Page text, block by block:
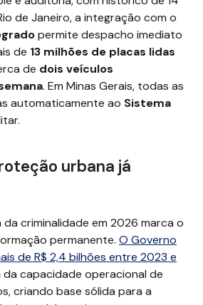
de Janeiro, a integração com o
permite despacho imediato
de 13 milhões de placas lidas
de dois veículos
. Em Minas Gerais, todas as
automaticamente ao Sistema
urbana já
criminalidade em 2026 marca o
permanente. O Governo
de R$ 2,4 bilhões entre 2023 e
da capacidade operacional de
criando base sólida para a